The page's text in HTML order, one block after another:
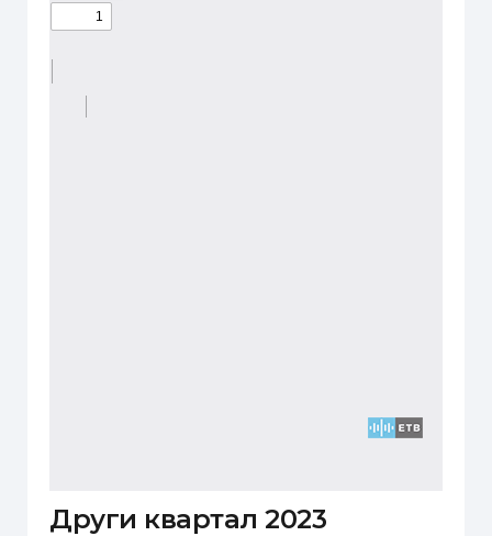
Други квартал 2023